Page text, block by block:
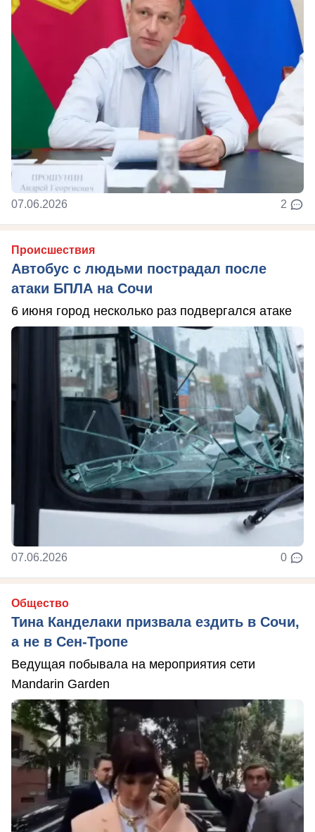
07.06.2026 2
Происшествия
Автобус с людьми пострадал после
атаки БПЛА на Сочи
6 июня город несколько раз подвергался атаке
07.06.2026 0
Общество
Тина Канделаки призвала ездить в Сочи,
а не в Сен-Тропе
Ведущая побывала на мероприятия сети
Mandarin Garden